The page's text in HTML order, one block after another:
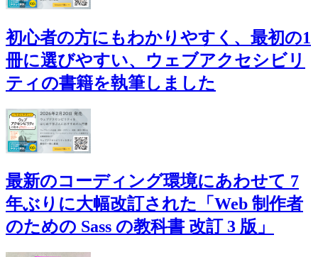
初心者の方にもわかりやすく、最初の1
冊に選びやすい、ウェブアクセシビリ
ティの書籍を執筆しました
最新のコーディング環境にあわせて 7
年ぶりに大幅改訂された「Web 制作者
のための Sass の教科書 改訂 3 版」